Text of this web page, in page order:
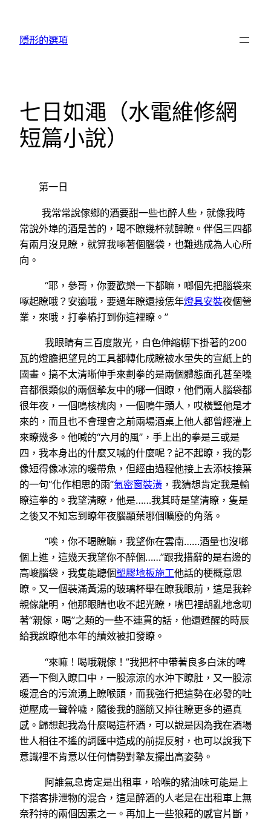
隱形的選項
七日如澠（水電維修網
短篇小說）
第一日
我常常說傢鄉的酒要甜一些也醉人些，就像我時
常說外埠的酒是苦的，喝不瞭幾杯就醉瞭。伴侶三四都
有兩月沒見瞭，就算我啄著個腦袋，也難逃成為人心所
向。
“耶，參哥，你要歡樂一下都嘛，啷個先把腦袋來
啄起瞭哦？安適哦，要過年瞭還接恁年燈具安裝夜個營
業，來哦，打拳樁打到你這裡瞭。”
我眼睛有三百度散光，白色伸縮棚下掛著的200
瓦的燈膽把望見的工具都轉化成瞭被水暈失的宣紙上的
國畫。搞不太清晰伸手來劃拳的是兩個體態面孔甚至嗓
音都很類似的兩個摯友中的哪一個瞭，他們兩人腦袋都
很年夜，一個鳴核桃肉，一個鳴牛頭人，哎橫豎他是才
來的，而且也不會理會之前兩場酒桌上他人都曾經灌上
來瞭幾多。他喊的“六月的風”，手上出的拳是三或是
四，我本身出的什麼又喊的什麼呢？記不起瞭，我的影
像短得像冰涼的暖帶魚，但經由過程他接上去添枝接葉
的一句“化作相思的雨”氣密窗裝潢 ，我猜想肯定我是輸
瞭這拳的。我望清瞭，他是……我其時是望清瞭，隻是
之後又不知忘到瞭年夜腦顳葉哪個曠廢的角落。
“唉，你不喝瞭嘛，我望你在雲南……酒量也沒啷
個上進，這幾天我望你不醉個……”跟我措辭的是右邊的
高峻腦袋，我隻能聽個塑膠地板施工他話的梗概意思
瞭。又一個裝滿黃湯的玻璃杯舉在瞭我眼前，這是我幹
親傢龍明，他那眼睛也收不起光瞭，嘴巴裡胡亂地念叨
著“親傢，喝”之類的一些不連貫的話，他還甦醒的時辰
給我說瞭他本年的績效被扣發瞭。
“來嘛！喝哦親傢！”我把杯中帶著良多白沫的啤
酒一下倒入瞭口中，一股涼涼的水沖下瞭肚，又一股涼
暖混合的污流湧上瞭喉頭，而我強行把這勢在必發的吐
逆壓成一聲幹噦，隨後我的腦筋又掉往瞭更多的逼真
感。歸想起我為什麼喝這杯酒，可以說是因為我在酒場
世人相往不遙的詞匯中造成的前提反射，也可以說我下
意識裡不肯意以任何情勢對摯友擺出高姿勢。
阿誰氣息肯定是出租車，哈喉的豬油味可能是上
下搭客排泄物的混合，這是醉酒的人老是在出租車上無
奈矜持的兩個因素之一。再加上一些狼藉的感官片斷，